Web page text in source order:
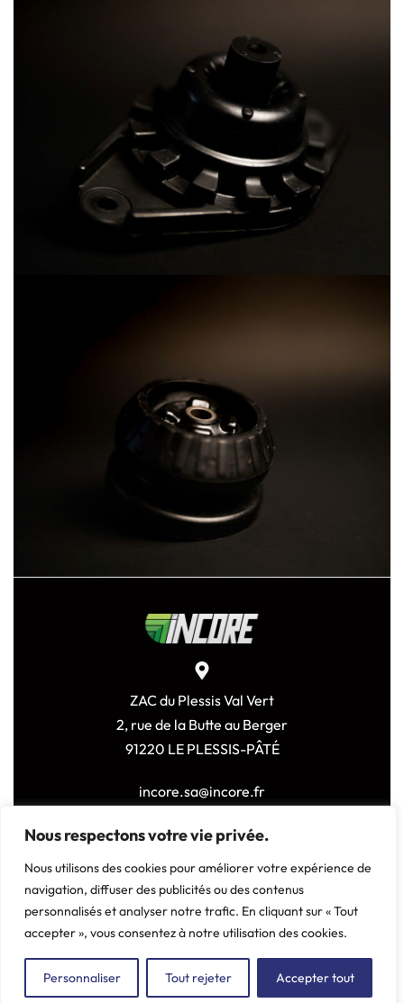
Nous respectons votre vie privée.
Nous utilisons des cookies pour améliorer votre expérience de
navigation, diffuser des publicités ou des contenus
personnalisés et analyser notre trafic. En cliquant sur « Tout
accepter », vous consentez à notre utilisation des cookies.
Personnaliser Tout rejeter Accepter tout
ZAC du Plessis Val Vert
2, rue de la Butte au Berger
91220 LE PLESSIS-PÂTÉ
incore.sa@incore.fr
LinkedIn
Confidentialité
– Fait avec ♥ par l’ Agence Germain